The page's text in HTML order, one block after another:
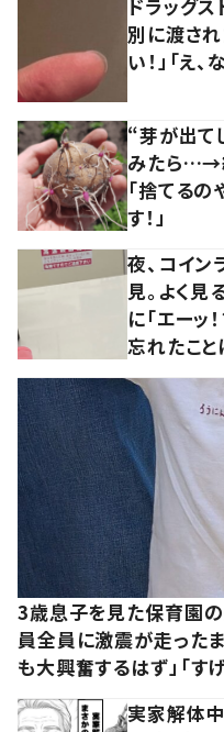
ドラッグ
別に渡さ
い！」「え、
“芽が出て
みたら…→
「捨てるの
す！」
夜、コイ
見。よく
に「エーッ
忘れたこと
3歳息子を見た保育園の
員全員に激震が走った
も大興奮するはず」「すげ
実家解体